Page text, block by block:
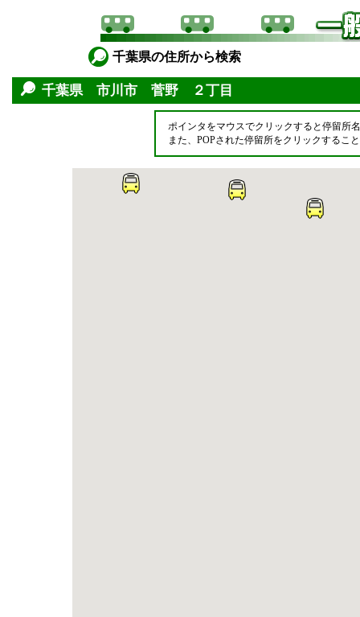
千葉県の住所から検索
千葉県 市川市 菅野 ２丁目
ポインタをマウスでクリックすると停留所
また、POPされた停留所をクリックするこ